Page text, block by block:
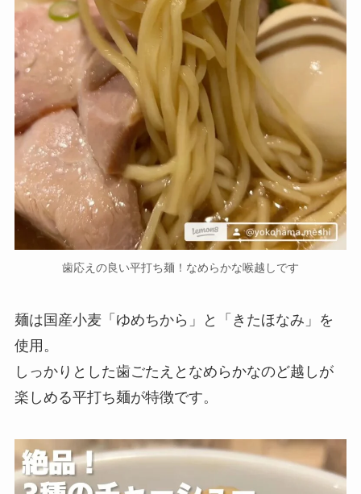
歯応えの良い平打ち麺！なめらかな喉越しです
麺は国産小麦「ゆめちから」と「きたほなみ」を
使用。
しっかりとした歯ごたえとなめらかなのど越しが
楽しめる平打ち麺が特徴です。